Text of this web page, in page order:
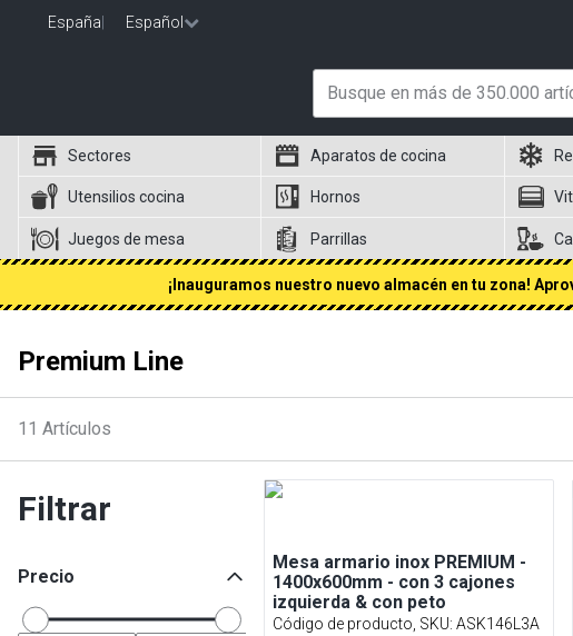
España Español
Sectores Aparatos de cocina
Utensilios cocina Hornos
Juegos de mesa Parrillas
¡Inauguramos nuestro nuevo almacén en tu zona!
Premium Line
11 Artículos
Filtrar
Precio
Mesa armario inox PREMIUM -
1400x600mm - con 3 cajones
izquierda & con peto
Código de producto, SKU: ASK146L3A